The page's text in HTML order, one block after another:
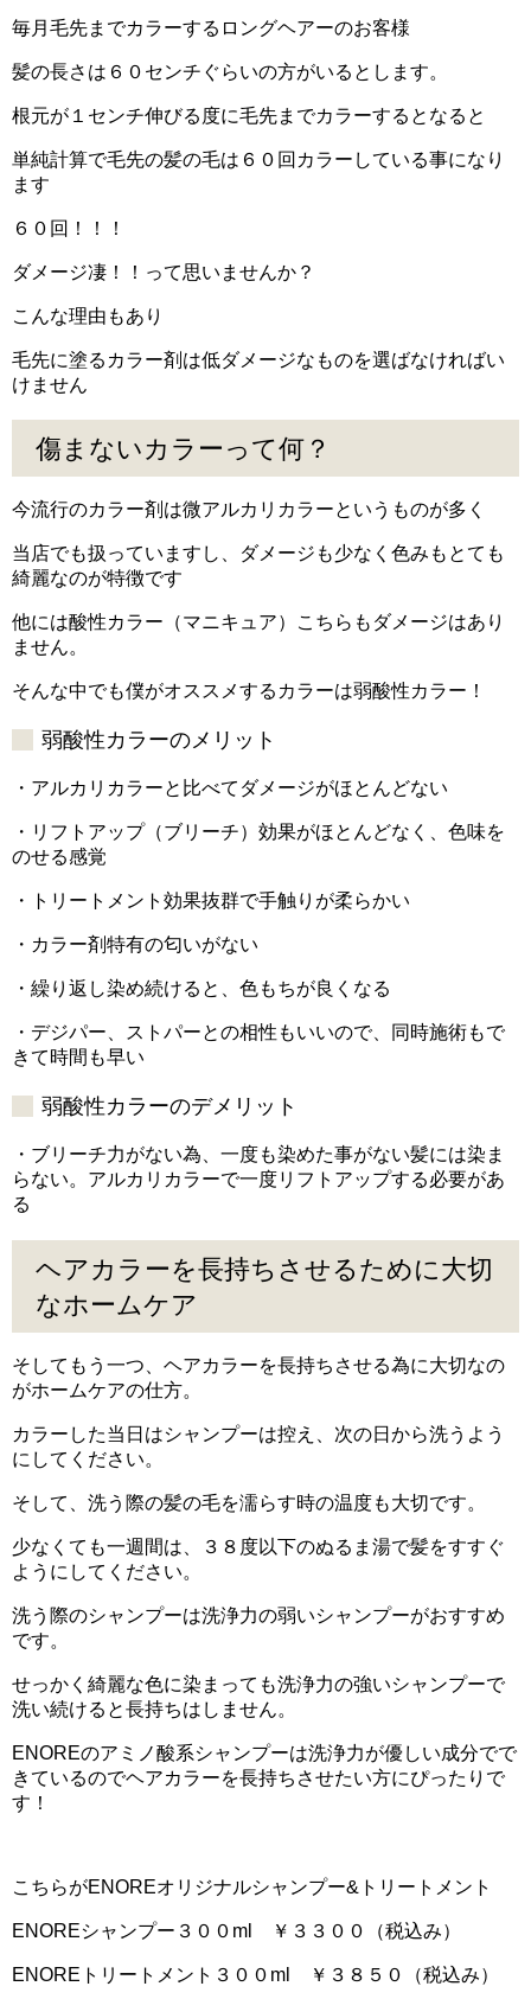
毎月毛先までカラーするロングヘアーのお客様
髪の長さは６０センチぐらいの方がいるとします。
根元が１センチ伸びる度に毛先までカラーするとなると
単純計算で毛先の髪の毛は６０回カラーしている事になり
ます
６０回！！！
ダメージ凄！！って思いませんか？
こんな理由もあり
毛先に塗るカラー剤は低ダメージなものを選ばなければい
けません
傷まないカラーって何？
今流行のカラー剤は微アルカリカラーというものが多く
当店でも扱っていますし、ダメージも少なく色みもとても
綺麗なのが特徴です
他には酸性カラー（マニキュア）こちらもダメージはあり
ません。
そんな中でも僕がオススメするカラーは弱酸性カラー！
弱酸性カラーのメリット
・アルカリカラーと比べてダメージがほとんどない
・リフトアップ（ブリーチ）効果がほとんどなく、色味を
のせる感覚
・トリートメント効果抜群で手触りが柔らかい
・カラー剤特有の匂いがない
・繰り返し染め続けると、色もちが良くなる
・デジパー、ストパーとの相性もいいので、同時施術もで
きて時間も早い
弱酸性カラーのデメリット
・ブリーチ力がない為、一度も染めた事がない髪には染ま
らない。アルカリカラーで一度リフトアップする必要があ
る
ヘアカラーを長持ちさせるために大切
なホームケア
そしてもう一つ、ヘアカラーを長持ちさせる為に大切なの
がホームケアの仕方。
カラーした当日はシャンプーは控え、次の日から洗うよう
にしてください。
そして、洗う際の髪の毛を濡らす時の温度も大切です。
少なくても一週間は、３８度以下のぬるま湯で髪をすすぐ
ようにしてください。
洗う際のシャンプーは洗浄力の弱いシャンプーがおすすめ
です。
せっかく綺麗な色に染まっても洗浄力の強いシャンプーで
洗い続けると長持ちはしません。
ENOREのアミノ酸系シャンプーは洗浄力が優しい成分でで
きているのでヘアカラーを長持ちさせたい方にぴったりで
す！
こちらがENOREオリジナルシャンプー&トリートメント
ENOREシャンプー３００ml ￥３３００（税込み）
ENOREトリートメント３００ml ￥３８５０（税込み）